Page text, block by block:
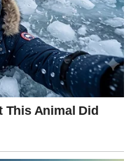
dolazi ono lepo.